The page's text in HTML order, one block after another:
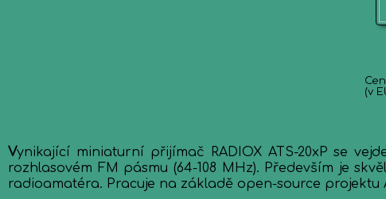
(v
Vynikající miniaturní přijímač RADIOX ATS-20xP se
rozhlasovém FM pásmu (64-108 MHz). Především je
radioamatéra. Pracuje na základě open-source projektu